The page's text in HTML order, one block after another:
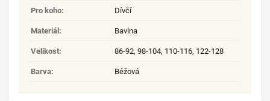
Pro koho: Dívčí
Materiál : Bavlna
Velikost: 86-92, 98-104, 110-116, 122-128
Barva: Béžová